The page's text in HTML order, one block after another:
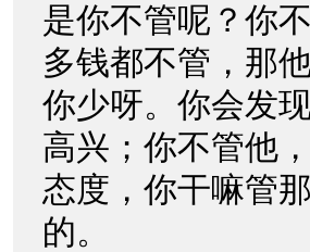
是你不管呢？你
多钱都不管，那
你少呀。你会发
高兴；你不管他
态度，你干嘛管
的。